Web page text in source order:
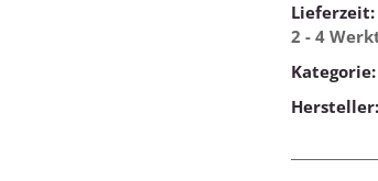
Lieferzeit:
2 - 4
Kategorie:
Hersteller: